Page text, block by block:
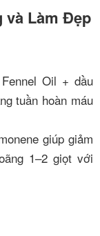
và Làm Đẹp
Oil + dầu
tuần hoàn máu
giúp giảm
1–2 giọt với